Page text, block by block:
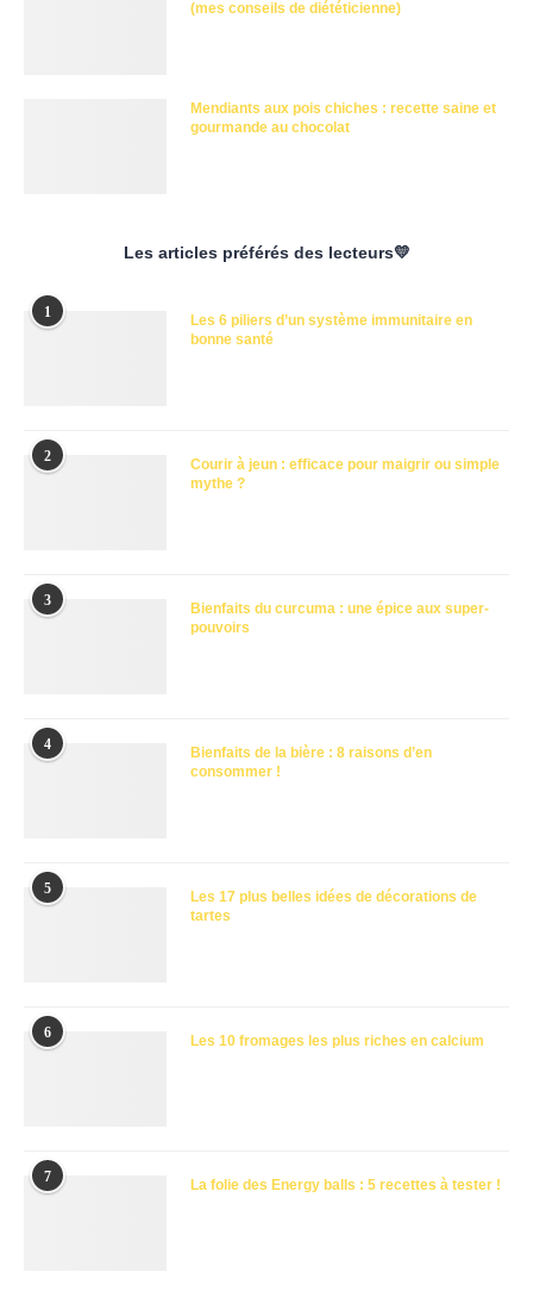
(mes conseils de diététicienne)
Mendiants aux pois chiches : recette saine et
gourmande au chocolat
Les articles préférés des lecteurs💛
1
Les 6 piliers d’un système immunitaire en
bonne santé
2
Courir à jeun : efficace pour maigrir ou simple
mythe ?
3
Bienfaits du curcuma : une épice aux super-
pouvoirs
4
Bienfaits de la bière : 8 raisons d’en
consommer !
5
Les 17 plus belles idées de décorations de
tartes
6 Les 10 fromages les plus riches en calcium
7 La folie des Energy balls : 5 recettes à tester !